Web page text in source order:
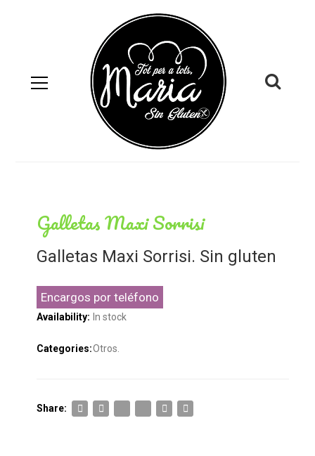
Galletas Maxi Sorrisi
Galletas Maxi Sorrisi. Sin gluten
Encargos por teléfono
Availability: In stock
Categories:Otros
Share: